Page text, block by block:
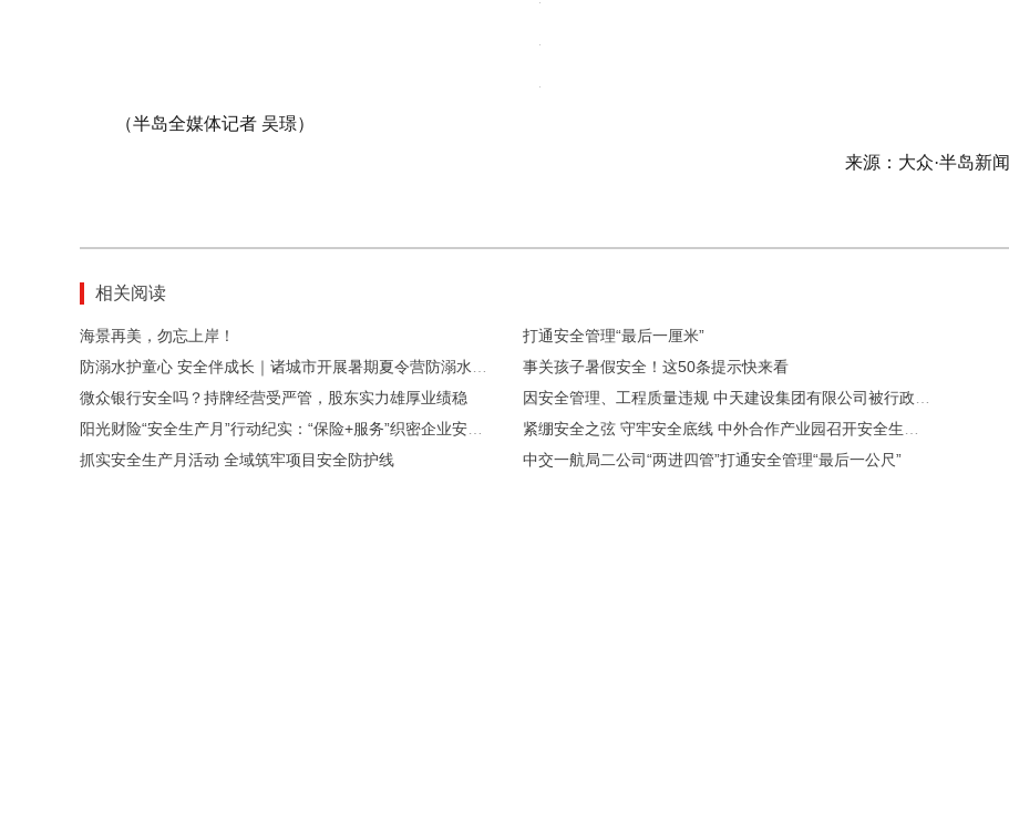
（半岛全媒体记者 吴璟）
来源：大众·半岛新闻
相关阅读
海景再美，勿忘上岸！
打通安全管理“最后一厘米”
事关孩子暑假安全！这50条提示快来看
微众银行安全吗？持牌经营受严管，股东实力雄厚业绩稳
抓实安全生产月活动 全域筑牢项目安全防护线
中交一航局二公司“两进四管”打通安全管理“最后一公尺”